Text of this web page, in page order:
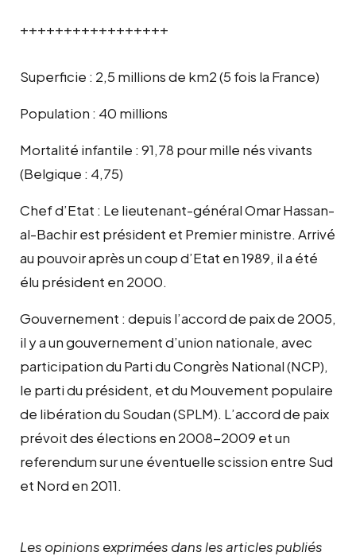
+++++++++++++++++
Superficie : 2,5 millions de km2 (5 fois la France)
Population : 40 millions
Mortalité infantile : 91,78 pour mille nés vivants
(Belgique : 4,75)
Chef d’Etat : Le lieutenant-général Omar Hassan-
al-Bachir est président et Premier ministre. Arrivé
au pouvoir après un coup d’Etat en 1989, il a été
élu président en 2000.
Gouvernement : depuis l’accord de paix de 2005,
il y a un gouvernement d’union nationale, avec
participation du Parti du Congrès National (NCP),
le parti du président, et du Mouvement populaire
de libération du Soudan (SPLM). L’accord de paix
prévoit des élections en 2008-2009 et un
referendum sur une éventuelle scission entre Sud
et Nord en 2011.
Les opinions exprimées dans les articles publiés